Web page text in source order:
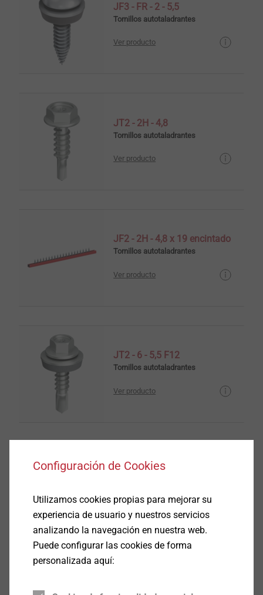
JF3 - FR - 2 - 5,5
Tornillos autotaladrantes
Ver producto
JT2 - 2H - 4,8
Tornillos autotaladrantes
Ver producto
JF2 - 2H - 4,8 x 19 encintado
Tornillos autotaladrantes
Ver producto
JT2 - 6 - 5,5 F12
Tornillos autotaladrantes
Ver producto
JF3 - 2H - 4,8
Ver producto
Configuración de Cookies
Utilizamos cookies propias para mejorar su
experiencia de usuario y nuestros servicios
analizando la navegación en nuestra web.
Puede configurar las cookies de forma
personalizada aquí: